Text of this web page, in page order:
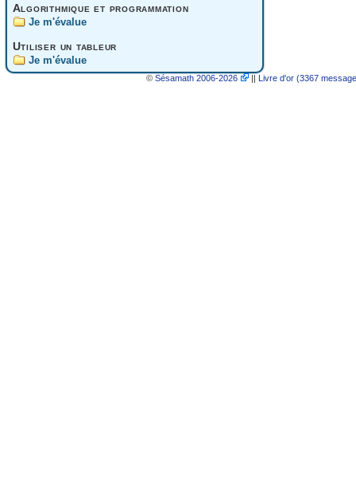
Algorithmique et programmation
Je m'évalue
Utiliser un tableur
Je m'évalue
© Sésamath 2006-2026 || Livre d'or (3367